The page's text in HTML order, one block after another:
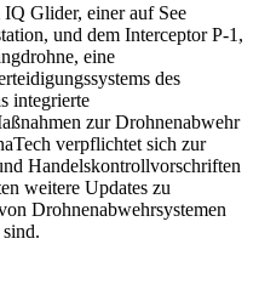
Glider, einer auf See
und dem Interceptor P-1,
eine
des
integrierte
zur Drohnenabwehr
verpflichtet sich zur
Handelskontrollvorschriften
weitere Updates zu
Drohnenabwehrsystemen